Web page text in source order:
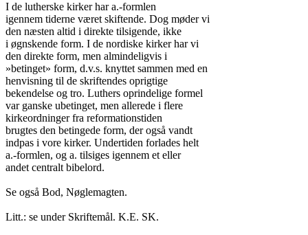
I de lutherske kirker har a.-formlen
igennem tiderne været skiftende. Dog møder vi
den næsten altid i direkte tilsigende, ikke
i øgnskende form. I de nordiske kirker har vi
den direkte form, men almindeligvis i
»betinget» form, d.v.s. knyttet sammen med en
henvisning til de skriftendes oprigtige
bekendelse og tro. Luthers oprindelige formel
var ganske ubetinget, men allerede i flere
kirkeordninger fra reformationstiden
brugtes den betingede form, der også vandt
indpas i vore kirker. Undertiden forlades helt
a.-formlen, og a. tilsiges igennem et eller
andet centralt bibelord.
Se også Bod, Nøglemagten.
Litt.: se under Skriftemål. K.E. SK.